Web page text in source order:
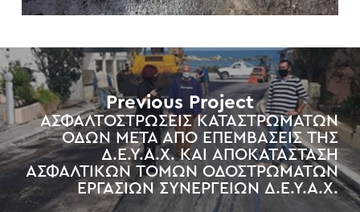
Previous Project
ΑΣΦΑΛΤΟΣΤΡΩΣΕΙΣ ΚΑΤΑΣΤΡΩΜΑΤΩΝ
ΟΔΩΝ ΜΕΤΑ ΑΠΟ ΕΠΕΜΒΑΣΕΙΣ ΤΗΣ
Δ.Ε.Υ.Α.Χ. ΚΑΙ ΑΠΟΚΑΤΑΣΤΑΣΗ
ΑΣΦΑΛΤΙΚΩΝ ΤΟΜΩΝ ΟΔΟΣΤΡΩΜΑΤΩΝ
ΕΡΓΑΣΙΩΝ ΣΥΝΕΡΓΕΙΩΝ Δ.Ε.Υ.Α.Χ.